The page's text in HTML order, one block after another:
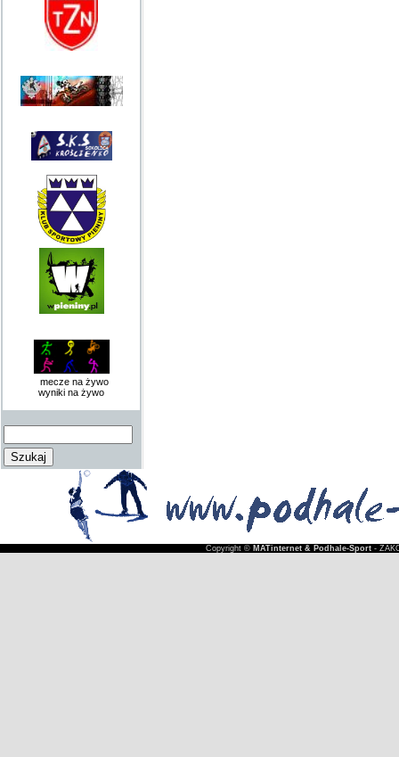
mecze na żywo
wyniki na żywo
Copyright © MATinternet & Podhale-Sport-